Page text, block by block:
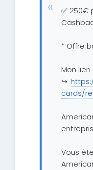
✅ 250€
* Offre
Mon
↪️
cards/
Vous